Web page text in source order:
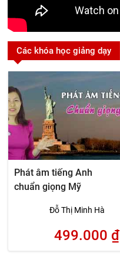
Các khóa học giảng dạy
Phát âm tiếng Anh
chuẩn giọng Mỹ
Đỗ Thị Minh Hà
499.000 ₫